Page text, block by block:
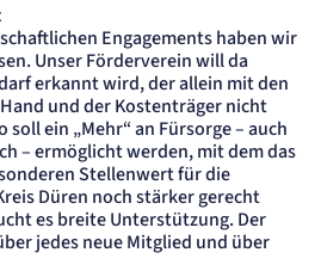
Engagements haben wir
Unser Förderverein will da
erkannt wird, der allein mit den
und der Kostenträger nicht
soll ein „Mehr“ an Fürsorge – auch
– ermöglicht werden, mit dem das
Stellenwert für die
Düren noch stärker gerecht
es breite Unterstützung. Der
jedes neue Mitglied und über
und der besseren Bedienerführung.
allen Seitenanfragen bei.